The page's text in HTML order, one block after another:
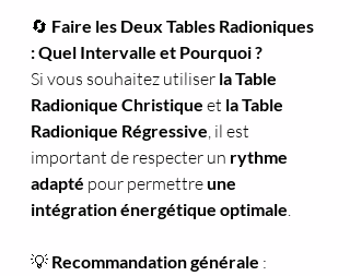
🔄 Faire les Deux Tables Radioniques
: Quel Intervalle et Pourquoi ?
Si vous souhaitez utiliser la Table
Radionique Christique et la Table
Radionique Régressive, il est
important de respecter un rythme
adapté pour permettre une
intégration énergétique optimale.
💡 Recommandation générale :